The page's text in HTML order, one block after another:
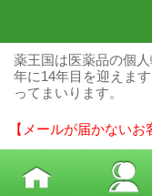
薬王国は医薬品の個
年に14年目を迎えま
ってまいります。
【メールが届かないお